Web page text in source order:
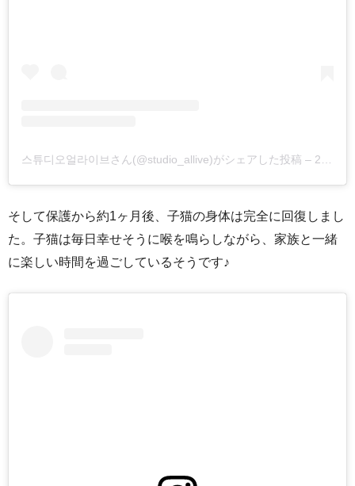
스튜디오얼라이브さん(@studio_allive)がシェアした投稿 – 2017年 6月月21日午前7時20分PDT
そして保護から約1ヶ月後、子猫の身体は完全に回復しまし
た。子猫は毎日幸せそうに喉を鳴らしながら、家族と一緒
に楽しい時間を過ごしているそうです♪